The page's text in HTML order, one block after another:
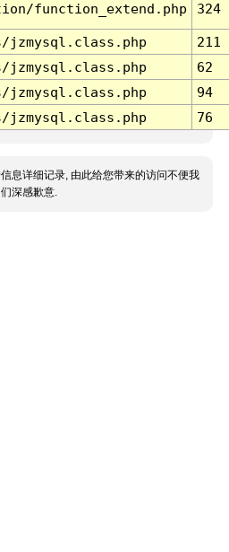
function_extend.php 324
jzmysql.class.php
211
jzmysql.class.php
62
jzmysql.class.php
94
jzmysql.class.php 76
息详细记录, 由此给您带来的访问不便我
们深感歉意.